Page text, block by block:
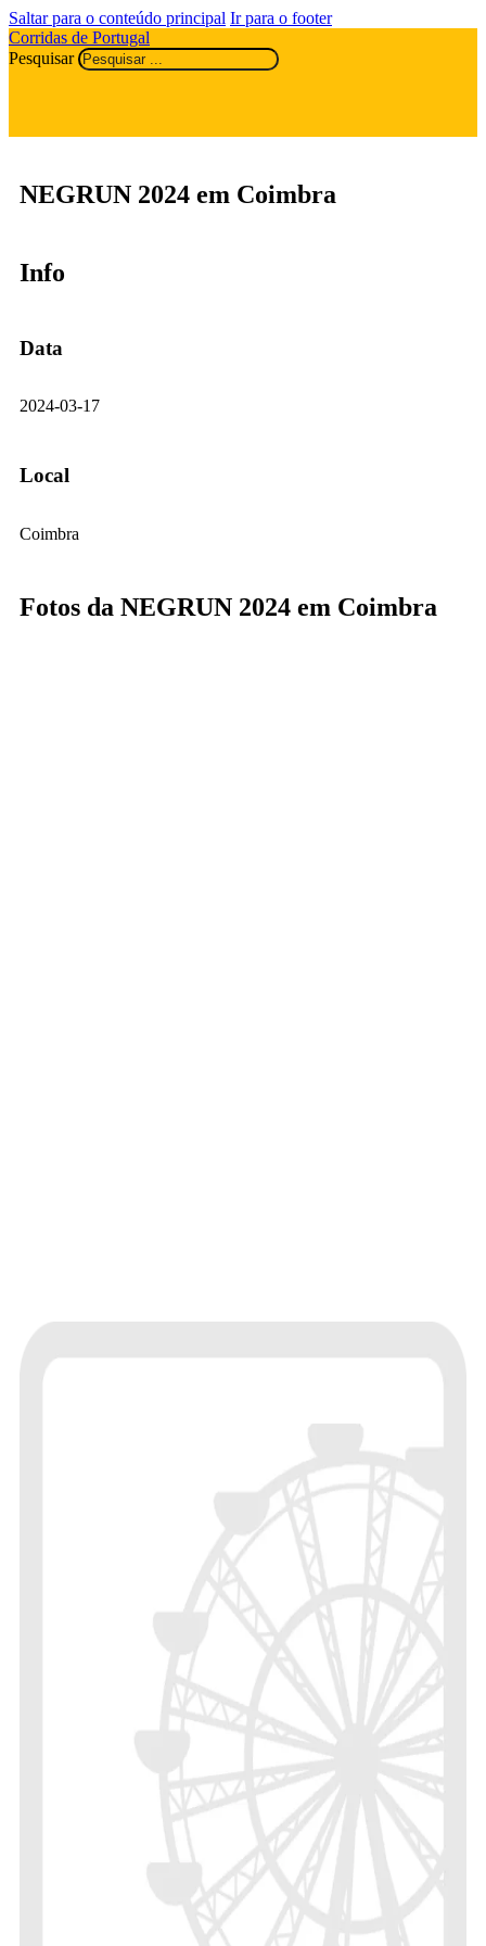
Saltar para o conteúdo principal Ir para o footer
Corridas de Portugal
Pesquisar
NEGRUN 2024 em Coimbra
Info
Data
2024-03-17
Local
Coimbra
Fotos da NEGRUN 2024 em Coimbra